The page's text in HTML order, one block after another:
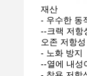
재산
- 우수한 동
--크랙 저항
오존 저항성
- 노화 방지
--열에 내성